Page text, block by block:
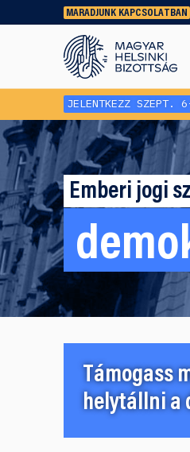
MARADJUNK KAPCSOLATBAN
Régebbi tartalmat
dokumentumot
keresőnket!
JELENTKEZZ SZEPT.
Emberi jogi
Támogass
helytállni a